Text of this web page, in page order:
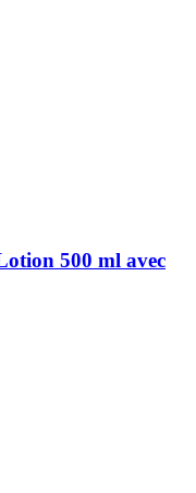
500 ml avec